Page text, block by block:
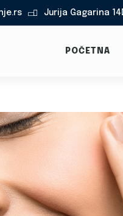
 Jurija Gagarina
POČETNA